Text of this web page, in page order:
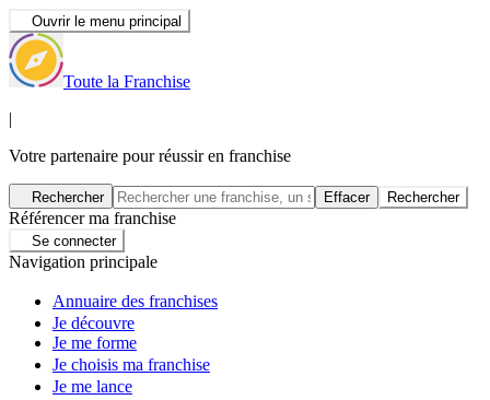
Ouvrir le menu principal
Toute la Franchise
|
Votre partenaire pour réussir en franchise
Rechercher Effacer Rechercher
Référencer ma franchise
Se connecter
Navigation principale
Annuaire des franchises
Je découvre
Je me forme
Je choisis ma franchise
Je me lance